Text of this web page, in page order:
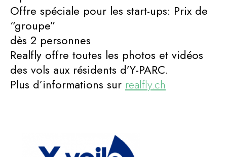
Offre spéciale pour les start-ups: Prix de
“groupe”
dès 2 personnes
Realfly offre toutes les photos et vidéos
des vols aux résidents d’Y-PARC.
Plus d’informations sur realfly.ch